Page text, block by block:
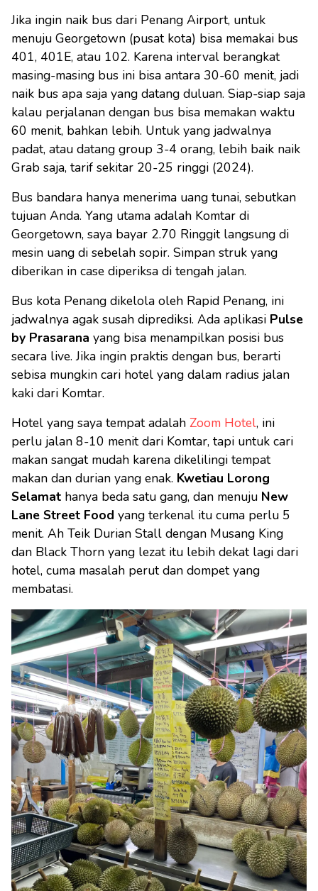
Jika ingin naik bus dari Penang Airport, untuk
menuju Georgetown (pusat kota) bisa memakai bus
401, 401E, atau 102. Karena interval berangkat
masing-masing bus ini bisa antara 30-60 menit, jadi
naik bus apa saja yang datang duluan. Siap-siap saja
kalau perjalanan dengan bus bisa memakan waktu
60 menit, bahkan lebih. Untuk yang jadwalnya
padat, atau datang group 3-4 orang, lebih baik naik
Grab saja, tarif sekitar 20-25 ringgi (2024).
Bus bandara hanya menerima uang tunai, sebutkan
tujuan Anda. Yang utama adalah Komtar di
Georgetown, saya bayar 2.70 Ringgit langsung di
mesin uang di sebelah sopir. Simpan struk yang
diberikan in case diperiksa di tengah jalan.
Bus kota Penang dikelola oleh Rapid Penang, ini
jadwalnya agak susah diprediksi. Ada aplikasi Pulse
by Prasarana yang bisa menampilkan posisi bus
secara live. Jika ingin praktis dengan bus, berarti
sebisa mungkin cari hotel yang dalam radius jalan
kaki dari Komtar.
Hotel yang saya tempat adalah Zoom Hotel, ini
perlu jalan 8-10 menit dari Komtar, tapi untuk cari
makan sangat mudah karena dikelilingi tempat
makan dan durian yang enak. Kwetiau Lorong
Selamat hanya beda satu gang, dan menuju New
Lane Street Food yang terkenal itu cuma perlu 5
menit. Ah Teik Durian Stall dengan Musang King
dan Black Thorn yang lezat itu lebih dekat lagi dari
hotel, cuma masalah perut dan dompet yang
membatasi.